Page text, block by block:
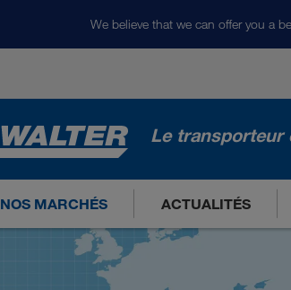
We believe that we can offer you a
Le transporteur
NOS MARCHÉS ACTUALITÉS